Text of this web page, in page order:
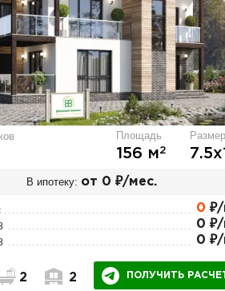
Площадь
156 м2
Размер
В ипотеку: от 0 ₽/мес.
0
0
0
2 2 ПОЛУЧИТЬ